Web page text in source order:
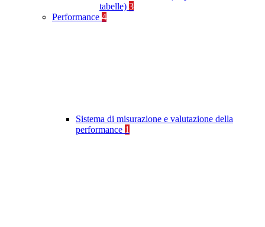
tabelle) 3
Performance 4
Sistema di misurazione e valutazione della
performance 1